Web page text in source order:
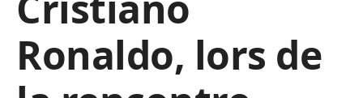
Ronaldo, lors de